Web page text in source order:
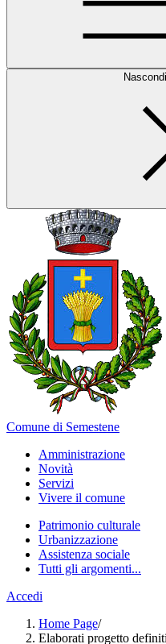
Comune di Semestene
Amministrazione
Novità
Servizi
Vivere il comune
Patrimonio culturale
Urbanizzazione
Assistenza sociale
Tutti gli argomenti...
Accedi
Home Page/
Elaborati progetto